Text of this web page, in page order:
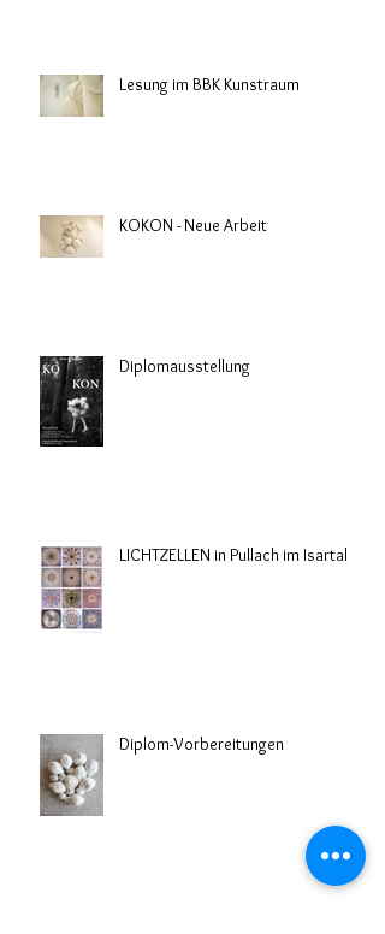
Lesung im BBK Kunstraum
KOKON - Neue Arbeit
Diplomausstellung
LICHTZELLEN in Pullach im Isartal
Diplom-Vorbereitungen